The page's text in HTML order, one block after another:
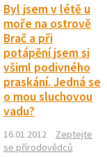
Byl jsem v létě u
moře na ostrově
Brač a při
potápění jsem si
všiml podivného
praskání. Jedná se
o mou sluchovou
vadu?
16.01.2012
Zeptejte
se přírodovědců